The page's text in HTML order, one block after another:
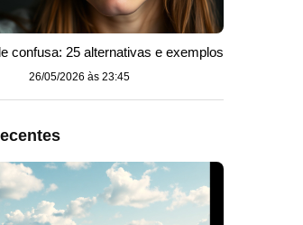
confusa: 25 alternativas e exemplos
26/05/2026 às 23:45